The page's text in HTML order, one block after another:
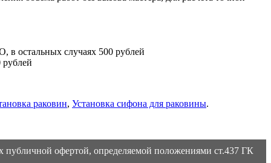
в остальных случаях 500 рублей
раковин, Установка сифона для раковины.
публичной офертой, определяемой положениями ст.437 ГК